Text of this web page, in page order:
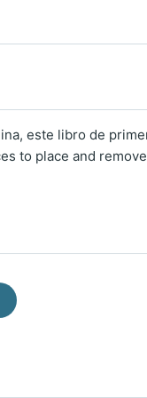
este libro de
to place and